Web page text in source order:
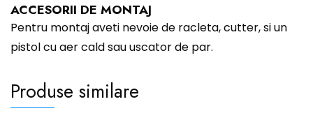
ACCESORII DE MONTAJ
Pentru montaj aveti nevoie de racleta, cutter, si un
pistol cu aer cald sau uscator de par.
Produse similare